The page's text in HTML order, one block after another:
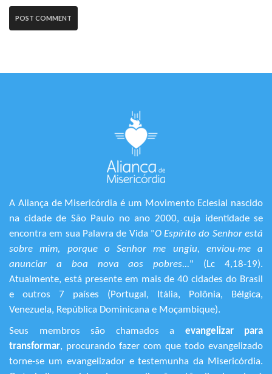
A Aliança de Misericórdia é um Movimento Eclesial nascido
na cidade de São Paulo no ano 2000, cuja identidade se
encontra em sua Palavra de Vida "O Espírito do Senhor está
sobre mim, porque o Senhor me ungiu, enviou-me a
anunciar a boa nova aos pobres..." (Lc 4,18-19).
Atualmente, está presente em mais de 40 cidades do Brasil
e outros 7 países (Portugal, Itália, Polônia, Bélgica,
Venezuela, República Dominicana e Moçambique).
Seus membros são chamados a evangelizar para
transformar, procurando fazer com que todo evangelizado
torne-se um evangelizador e testemunha da Misericórdia.